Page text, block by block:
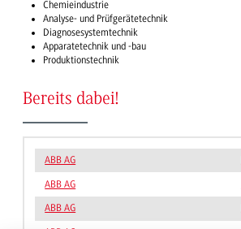
Chemieindustrie
Analyse- und Prüfgerätetechnik
Diagnosesystemtechnik
Apparatetechnik und -bau
Produktionstechnik
Bereits dabei!
ABB AG
ABB AG
ABB AG